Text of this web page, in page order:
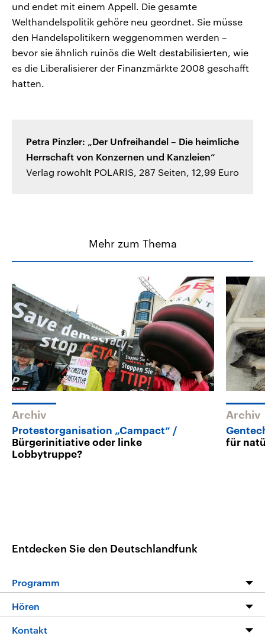
und endet mit einem Appell. Die gesamte
Welthandelspolitik gehöre neu geordnet. Sie müsse
den Handelspolitikern weggenommen werden –
bevor sie ähnlich ruinös die Welt destabilisierten, wie
es die Liberalisierer der Finanzmärkte 2008 geschafft
hatten.
Petra Pinzler: „Der Unfreihandel – Die heimliche
Herrschaft von Konzernen und Kanzleien“
Verlag rowohlt POLARIS, 287 Seiten, 12,99 Euro
Mehr zum Thema
Archiv
Protestorganisation „Campact“
Bürgerinitiative oder linke
Lobbytruppe?
Archiv
für
Entdecken Sie den Deutschlandfunk
Programm
Programm
Hören
Livestream
Kontakt